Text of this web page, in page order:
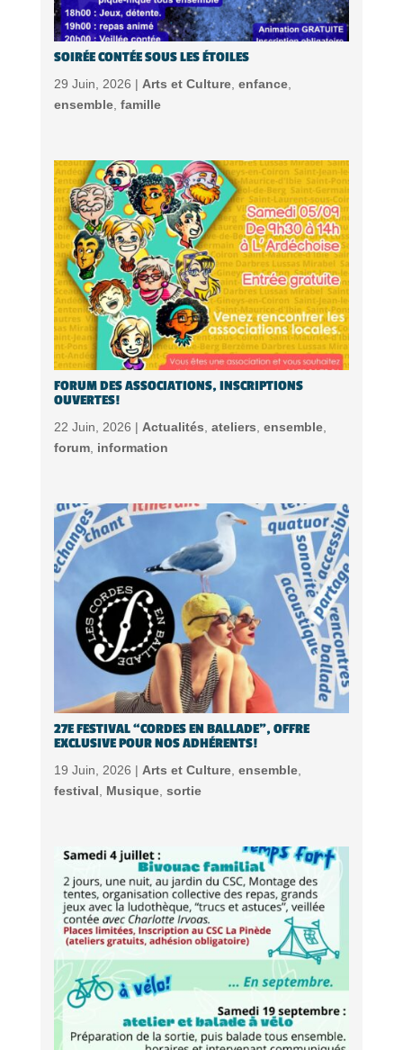
SOIRÉE CONTÉE SOUS LES ÉTOILES
29 Juin, 2026 | Arts et Culture, enfance,
ensemble, famille
FORUM DES ASSOCIATIONS, INSCRIPTIONS
OUVERTES!
22 Juin, 2026 | Actualités ateliers ensemble,
forum, information
27E FESTIVAL “CORDES EN BALLADE”, OFFRE
EXCLUSIVE POUR NOS ADHÉRENTS!
19 Juin, 2026 | Arts et Culture, ensemble,
festival
Musique, sortie